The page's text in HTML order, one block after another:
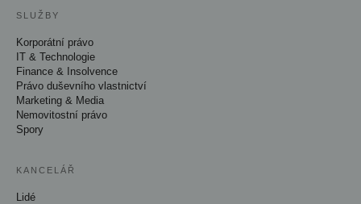
SLUŽBY
Korporátní právo
IT & Technologie
Finance & Insolvence
Právo duševního vlastnictví
Marketing & Media
Nemovitostní právo
Spory
KANCELÁŘ
Lidé